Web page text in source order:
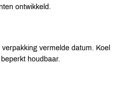
ontwikkeld.
vermelde datum. Koel
houdbaar.